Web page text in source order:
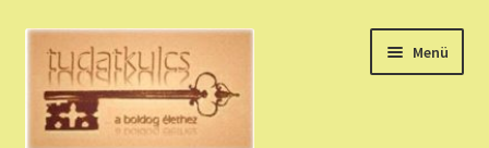
Ugrás
navigációhoz
Kilépés
tartalomba
Menü